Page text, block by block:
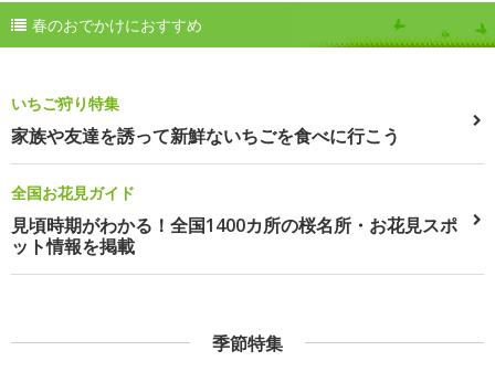
春のおでかけにおすすめ
いちご狩り特集
家族や友達を誘って新鮮ないちごを食べに行こう
全国お花見ガイド
見頃時期がわかる！全国1400カ所の桜名所・お花見スポ
ット情報を掲載
季節特集